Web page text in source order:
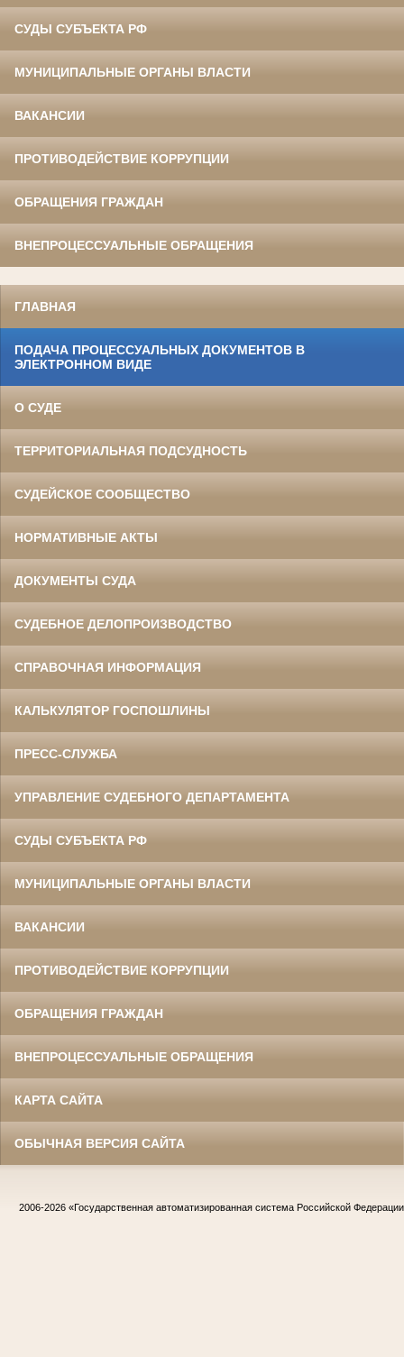
СУДЫ СУБЪЕКТА РФ
МУНИЦИПАЛЬНЫЕ ОРГАНЫ ВЛАСТИ
ВАКАНСИИ
ПРОТИВОДЕЙСТВИЕ КОРРУПЦИИ
ОБРАЩЕНИЯ ГРАЖДАН
ВНЕПРОЦЕССУАЛЬНЫЕ ОБРАЩЕНИЯ
ГЛАВНАЯ
ПОДАЧА ПРОЦЕССУАЛЬНЫХ ДОКУМЕНТОВ В
ЭЛЕКТРОННОМ ВИДЕ
О СУДЕ
ТЕРРИТОРИАЛЬНАЯ ПОДСУДНОСТЬ
СУДЕЙСКОЕ СООБЩЕСТВО
НОРМАТИВНЫЕ АКТЫ
ДОКУМЕНТЫ СУДА
СУДЕБНОЕ ДЕЛОПРОИЗВОДСТВО
СПРАВОЧНАЯ ИНФОРМАЦИЯ
КАЛЬКУЛЯТОР ГОСПОШЛИНЫ
ПРЕСС-СЛУЖБА
УПРАВЛЕНИЕ СУДЕБНОГО ДЕПАРТАМЕНТА
СУДЫ СУБЪЕКТА РФ
МУНИЦИПАЛЬНЫЕ ОРГАНЫ ВЛАСТИ
ВАКАНСИИ
ПРОТИВОДЕЙСТВИЕ КОРРУПЦИИ
ОБРАЩЕНИЯ ГРАЖДАН
ВНЕПРОЦЕССУАЛЬНЫЕ ОБРАЩЕНИЯ
КАРТА САЙТА
ОБЫЧНАЯ ВЕРСИЯ САЙТА
2006-2026 «Государственная автоматизированная система Российской